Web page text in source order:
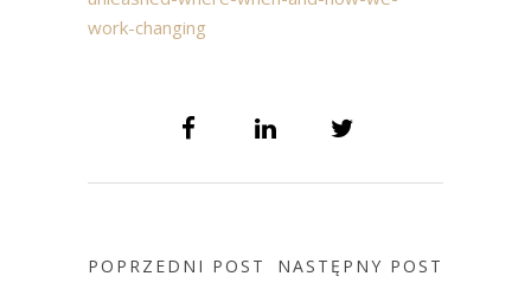
work-changing
POPRZEDNI POST NASTĘPNY POST